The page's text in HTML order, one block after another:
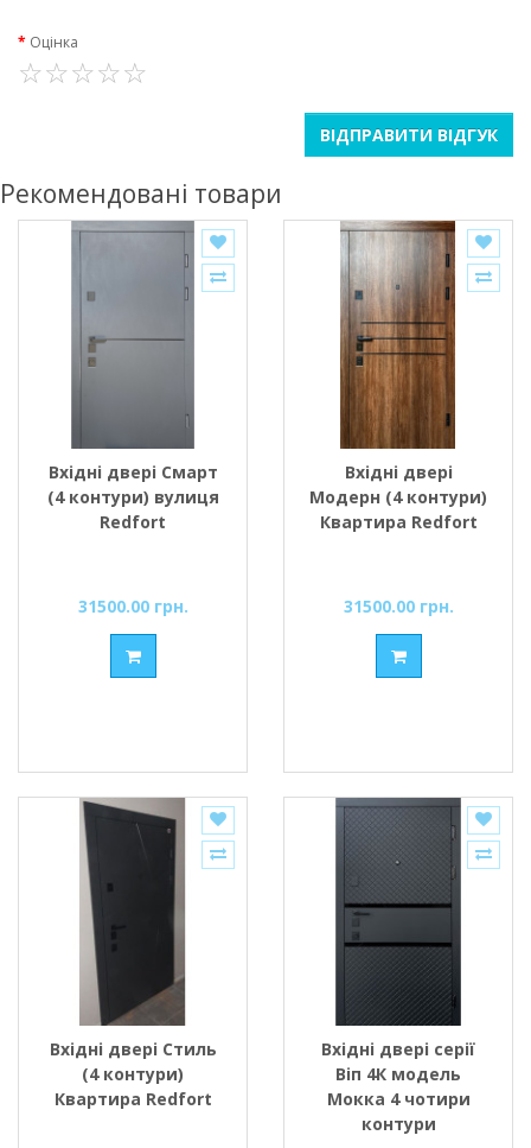
Оцінка
ВІДПРАВИТИ ВІДГУК
Рекомендовані товари
Вхідні двері Смарт
(4 контури) вулиця
Redfort
31500.00 грн.
Вхідні двері
Модерн (4 контури)
Квартира Redfort
31500.00 грн.
Вхідні двері Стиль
(4 контури)
Квартира Redfort
Вхідні двері серії
Віп 4К модель
Мокка 4 чотири
контури